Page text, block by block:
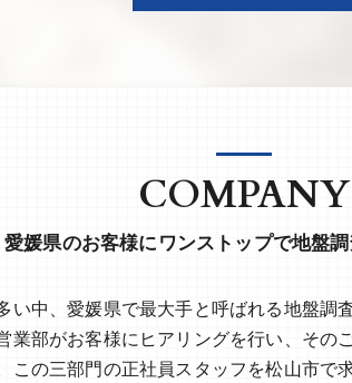
愛媛県のお客様にワンストップで地盤
COMPANY
中、愛媛県で最大手と呼ばれる地盤
業部がお客様にヒアリングを行い、そ
の三部門の正社員スタッフを松山市